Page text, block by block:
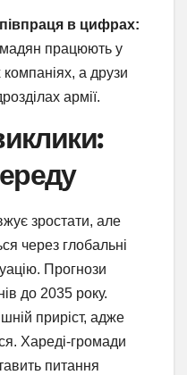
в цифрах:
працюють у
компаніях, а друзи
армії.
зростати, але
через глобальні
Прогнози
до 2035 року.
приріст, адже
Хареді-громади
питання